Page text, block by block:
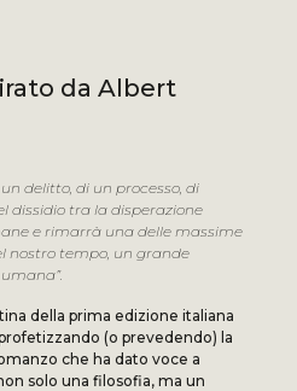
da Albert
delitto, di un processo, di
dissidio tra la disperazione
e rimarrà una delle massime
nostro tempo, un grande
della prima edizione italiana
(o prevedendo) la
che ha dato voce a
solo una filosofia, ma un